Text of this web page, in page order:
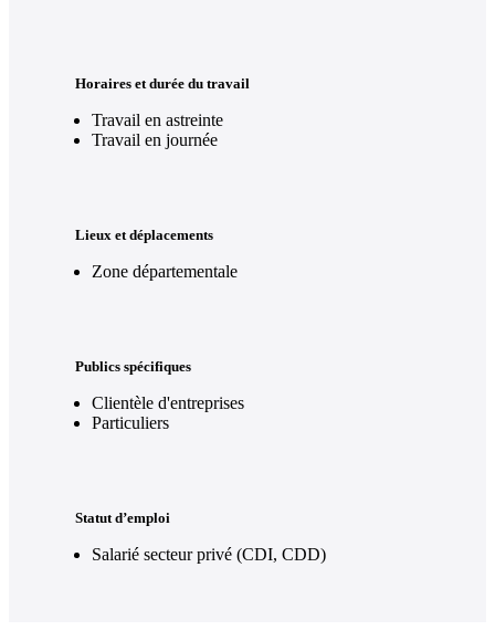
Horaires et durée du travail
Travail en astreinte
Travail en journée
Lieux et déplacements
Zone départementale
Publics spécifiques
Clientèle d'entreprises
Particuliers
Statut d’emploi
Salarié secteur privé (CDI, CDD)